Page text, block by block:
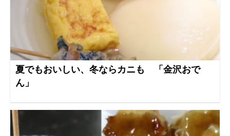
夏でもおいしい、冬ならカニも 「金沢おで
ん」